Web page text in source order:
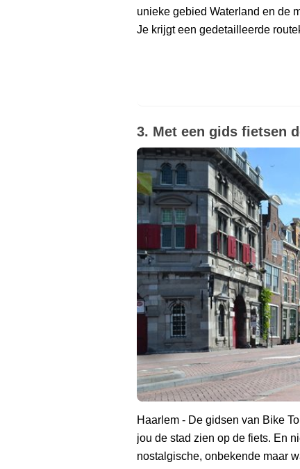
unieke gebied Waterland en de
Je krijgt een gedetailleerde
3. Met een gids fietsen
Haarlem - De gidsen van Bike
jou de stad zien op de fiets. En
nostalgische, onbekende maar